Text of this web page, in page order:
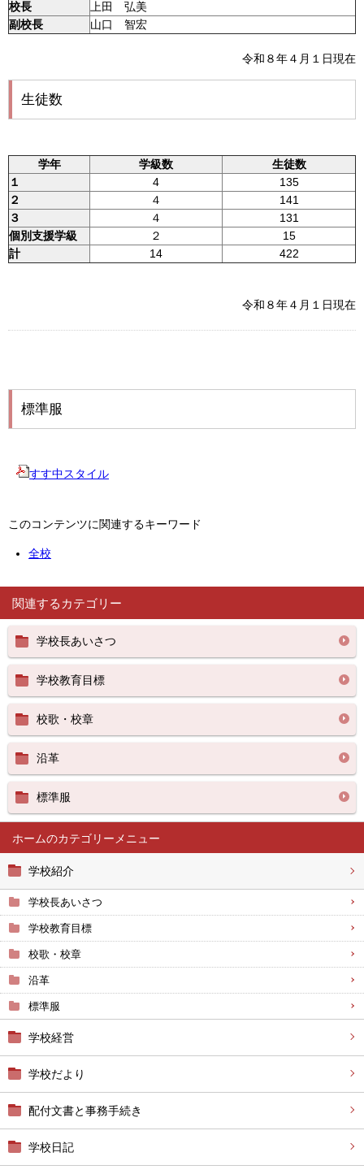
ホーム
学校紹介
学校長あいさつ
学校教育目標
校歌・校章
沿革
標準服
学校経営
学校だより
配付文書と事務手続き
学校日記
校長
上田 弘美
副校長
山口 智宏
令和８年４月１日現在
生徒数
学年 学級数
生徒数
１
4
135
２
４
141
３
４
131
個別支援学級
２
15
計
14 422
令和８年４月１日現在
標準服
すす中スタイル
このコンテンツに関連するキーワード
全校
関連するカテゴリー
学校長あいさつ
学校教育目標
校歌・校章
沿革
標準服